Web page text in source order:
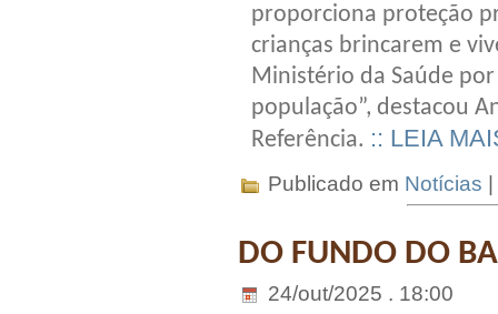
proporciona proteção
crianças brincarem e
Ministério da Saúde
população”, destacou
Referência. :: LEIA
Publicado em Notícias |
DO FUNDO DO
24/out/2025 . 18:00